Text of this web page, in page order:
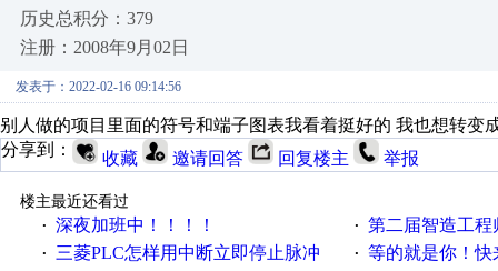
历史总积分：379
注册：2008年9月02日
发表于：2022-02-16 09:14:56
别人做的项目里面的符号和端子图表我看着挺好的 我也想转变
分享到：
收藏 邀请回答 回复楼主 举报
楼主最近还看过
· 深夜加班中！！！！ · 第二届智造工程师节
· 三菱PLC怎样用中断立即停止脉冲 · 等的就是你！快来